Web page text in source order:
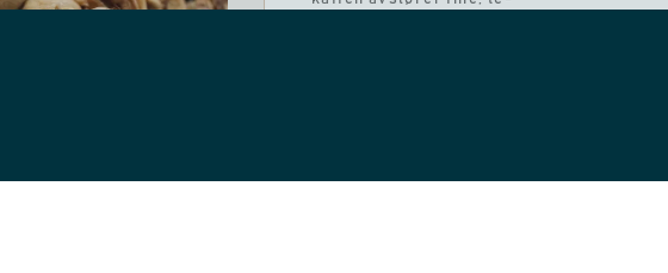
avslutning som oppleves